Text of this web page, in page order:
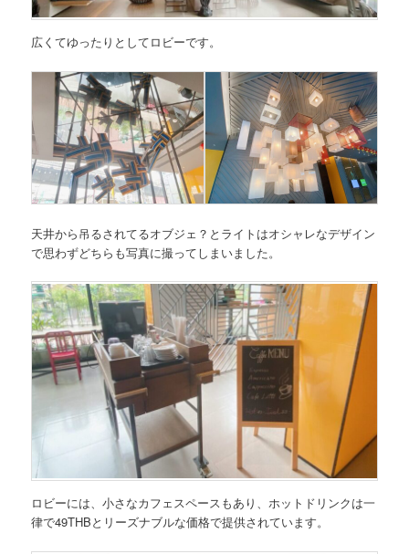
広くてゆったりとしてロビーです。
天井から吊るされてるオブジェ？とライトはオシャレなデザイン
で思わずどちらも写真に撮ってしまいました。
ロビーには、小さなカフェスペースもあり、ホットドリンクは一
律で49THBとリーズナブルな価格で提供されています。